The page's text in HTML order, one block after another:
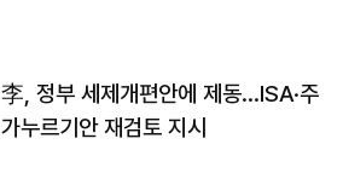
李, 정부 세제개편안에 제동…ISA·주
가누르기안 재검토 지시